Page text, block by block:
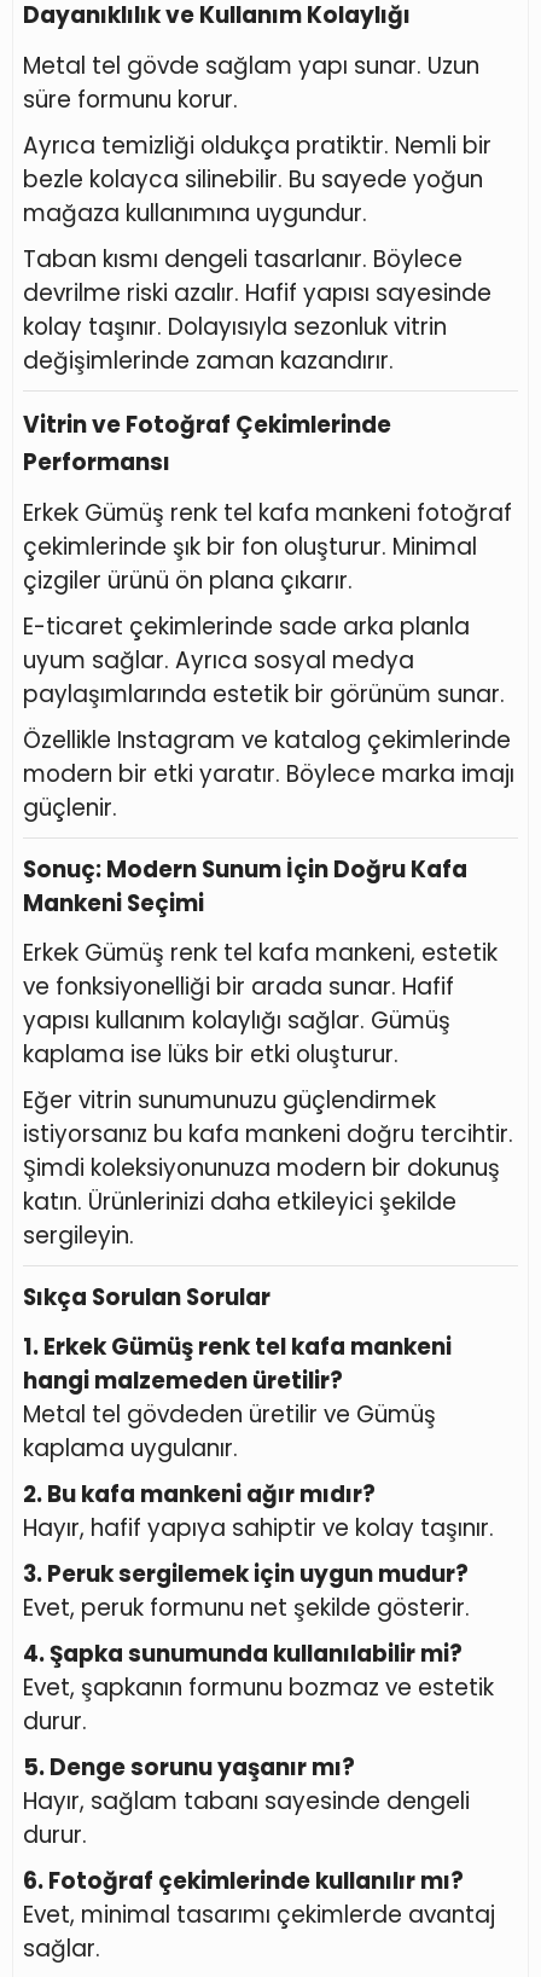
Dayanıklılık ve Kullanım Kolaylığı
Metal tel gövde sağlam yapı sunar. Uzun
süre formunu korur.
Ayrıca temizliği oldukça pratiktir. Nemli bir
bezle kolayca silinebilir. Bu sayede yoğun
mağaza kullanımına uygundur.
Taban kısmı dengeli tasarlanır. Böylece
devrilme riski azalır. Hafif yapısı sayesinde
kolay taşınır. Dolayısıyla sezonluk vitrin
değişimlerinde zaman kazandırır.
Vitrin ve Fotoğraf Çekimlerinde
Performansı
Erkek Gümüş renk tel kafa mankeni fotoğraf
çekimlerinde şık bir fon oluşturur. Minimal
çizgiler ürünü ön plana çıkarır.
E-ticaret çekimlerinde sade arka planla
uyum sağlar. Ayrıca sosyal medya
paylaşımlarında estetik bir görünüm sunar.
Özellikle Instagram ve katalog çekimlerinde
modern bir etki yaratır. Böylece marka imajı
güçlenir.
Sonuç: Modern Sunum İçin Doğru Kafa
Mankeni Seçimi
Erkek Gümüş renk tel kafa mankeni, estetik
ve fonksiyonelliği bir arada sunar. Hafif
yapısı kullanım kolaylığı sağlar. Gümüş
kaplama ise lüks bir etki oluşturur.
Eğer vitrin sunumunuzu güçlendirmek
istiyorsanız bu kafa mankeni doğru tercihtir.
Şimdi koleksiyonunuza modern bir dokunuş
katın. Ürünlerinizi daha etkileyici şekilde
sergileyin.
Sıkça Sorulan Sorular
1. Erkek Gümüş renk tel kafa mankeni
hangi malzemeden üretilir?
Metal tel gövdeden üretilir ve Gümüş
kaplama uygulanır.
2. Bu kafa mankeni ağır mıdır?
Hayır, hafif yapıya sahiptir ve kolay taşınır.
3. Peruk sergilemek için uygun mudur?
Evet, peruk formunu net şekilde gösterir.
4. Şapka sunumunda kullanılabilir mi?
Evet, şapkanın formunu bozmaz ve estetik
durur.
5. Denge sorunu yaşanır mı?
Hayır, sağlam tabanı sayesinde dengeli
durur.
6. Fotoğraf çekimlerinde kullanılır mı?
Evet, minimal tasarımı çekimlerde avantaj
sağlar.